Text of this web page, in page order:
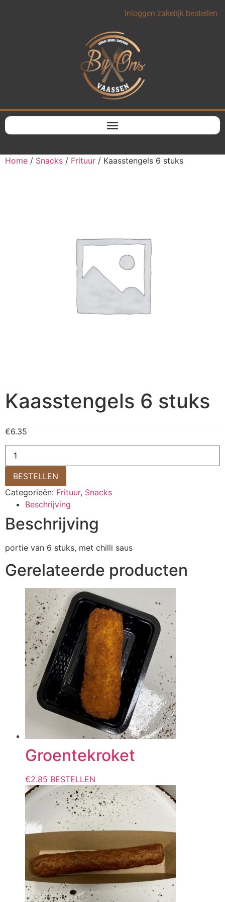
Inloggen zakelijk bestellen
Home / Snacks / Frituur / Kaasstengels 6 stuks
Kaasstengels 6 stuks
€6.35
BESTELLEN
Categorieën: Frituur, Snacks
Beschrijving
Beschrijving
portie van 6 stuks, met chilli saus
Gerelateerde producten
Groentekroket
€2.85 BESTELLEN